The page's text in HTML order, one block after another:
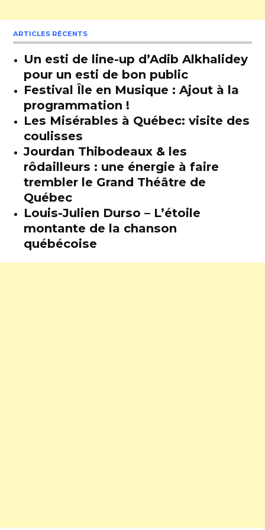
ARTICLES RÉCENTS
Un esti de line-up d’Adib Alkhalidey
pour un esti de bon public
Festival Île en Musique : Ajout à la
programmation !
Les Misérables à Québec: visite des
coulisses
Jourdan Thibodeaux & les
rôdailleurs : une énergie à faire
trembler le Grand Théâtre de
Québec
Louis-Julien Durso – L’étoile
montante de la chanson
québécoise